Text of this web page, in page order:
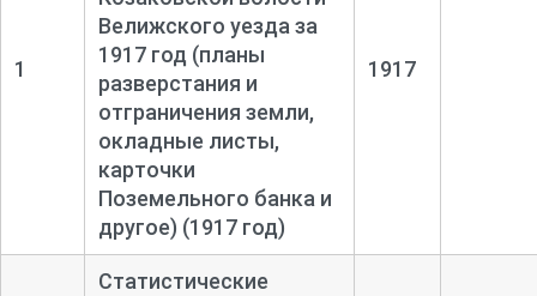
1
Велижского уезда за
1917 год (планы
разверстания и
отграничения земли,
окладные листы,
карточки
Поземельного банка и
другое) (1917 год)
1917
Статистические